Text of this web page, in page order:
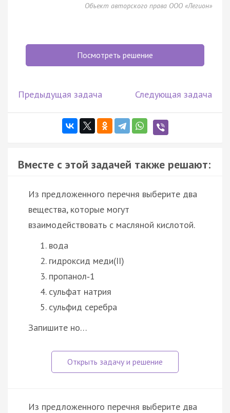
Объект авторского права ООО «Легион»
Посмотреть решение
Предыдущая задача Следующая задача
Вместе с этой задачей также решают:
Из предложенного перечня выберите два
вещества, которые могут
взаимодействовать с масляной кислотой.
вода
гидроксид меди(II)
пропанол‑1
сульфат натрия
сульфид серебра
Запишите но…
Из предложенного перечня выберите два